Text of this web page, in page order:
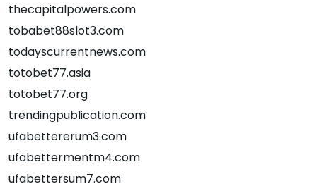
thecapitalpowers.com
tobabet88slot3.com
todayscurrentnews.com
totobet77.asia
totobet77.org
trendingpublication.com
ufabettererum3.com
ufabettermentm4.com
ufabettersum7.com